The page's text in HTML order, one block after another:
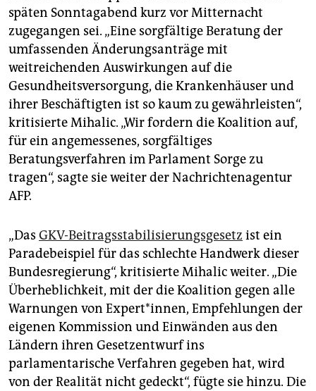
späten Sonntagabend kurz vor Mitternacht
zugegangen sei. „Eine sorgfältige Beratung der
umfassenden Änderungsanträge mit
weitreichenden Auswirkungen auf die
Gesundheitsversorgung, die Krankenhäuser und
ihrer Beschäftigten ist so kaum zu gewährleisten“,
kritisierte Mihalic. „Wir fordern die Koalition auf,
für ein angemessenes, sorgfältiges
Beratungsverfahren im Parlament Sorge zu
tragen“, sagte sie weiter der Nachrichtenagentur
AFP.
„Das GKV-Beitragsstabilisierungsgesetz ist ein
Paradebeispiel für das schlechte Handwerk dieser
Bundesregierung“, kritisierte Mihalic weiter. „Die
Überheblichkeit, mit der die Koalition gegen alle
Warnungen von Expert*innen, Empfehlungen der
eigenen Kommission und Einwänden aus den
Ländern ihren Gesetzentwurf ins
parlamentarische Verfahren gegeben hat, wird
von der Realität nicht gedeckt“, fügte sie hinzu. Die